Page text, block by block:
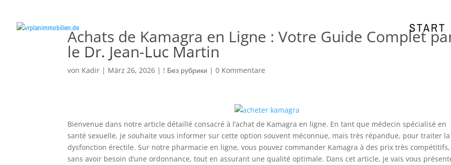
START
Achats de Kamagra en Ligne : Votre Guide Complet
le Dr. Jean-Luc Martin
von Kadir | März 26, 2026 | ! Без рубрики |0 Kommentare
Bienvenue dans notre article détaillé consacré à l’achat de Kamagra en ligne. En tant que médecin spécialisé en
santé sexuelle, je souhaite vous informer sur cette option souvent méconnue, mais très répandue, pour traiter la
dysfonction érectile. Sur notre pharmacie en ligne, vous pouvez commander Kamagra à des prix très compétitifs,
sans avoir besoin d’une ordonnance, tout en assurant une qualité optimale. Dans cet article, je vais vous